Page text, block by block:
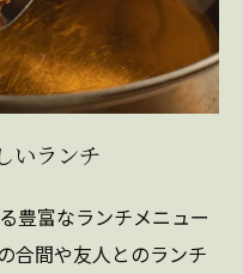
いランチ
豊富なランチメニュー
合間や友人とのランチ